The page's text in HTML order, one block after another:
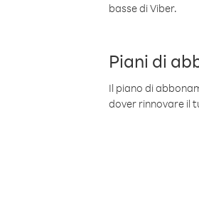
basse di Viber.
Piani di
Il piano di
dover rinnovare il